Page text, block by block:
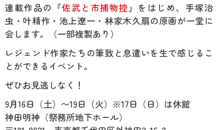
連載作品の『佐武と市捕物控 』をはじめ、手塚治
虫・叶精作・池上遼一・林家木久扇の原画が一堂に
会します。（一部複製あり）
レジェンド作家たちの筆致と息遣いを生で感じるこ
とができるイベント。
ぜひお見逃しなく！
9月16日（土）〜19日（火）※17日（日）は休館
神田明神（祭務所地下ホール）